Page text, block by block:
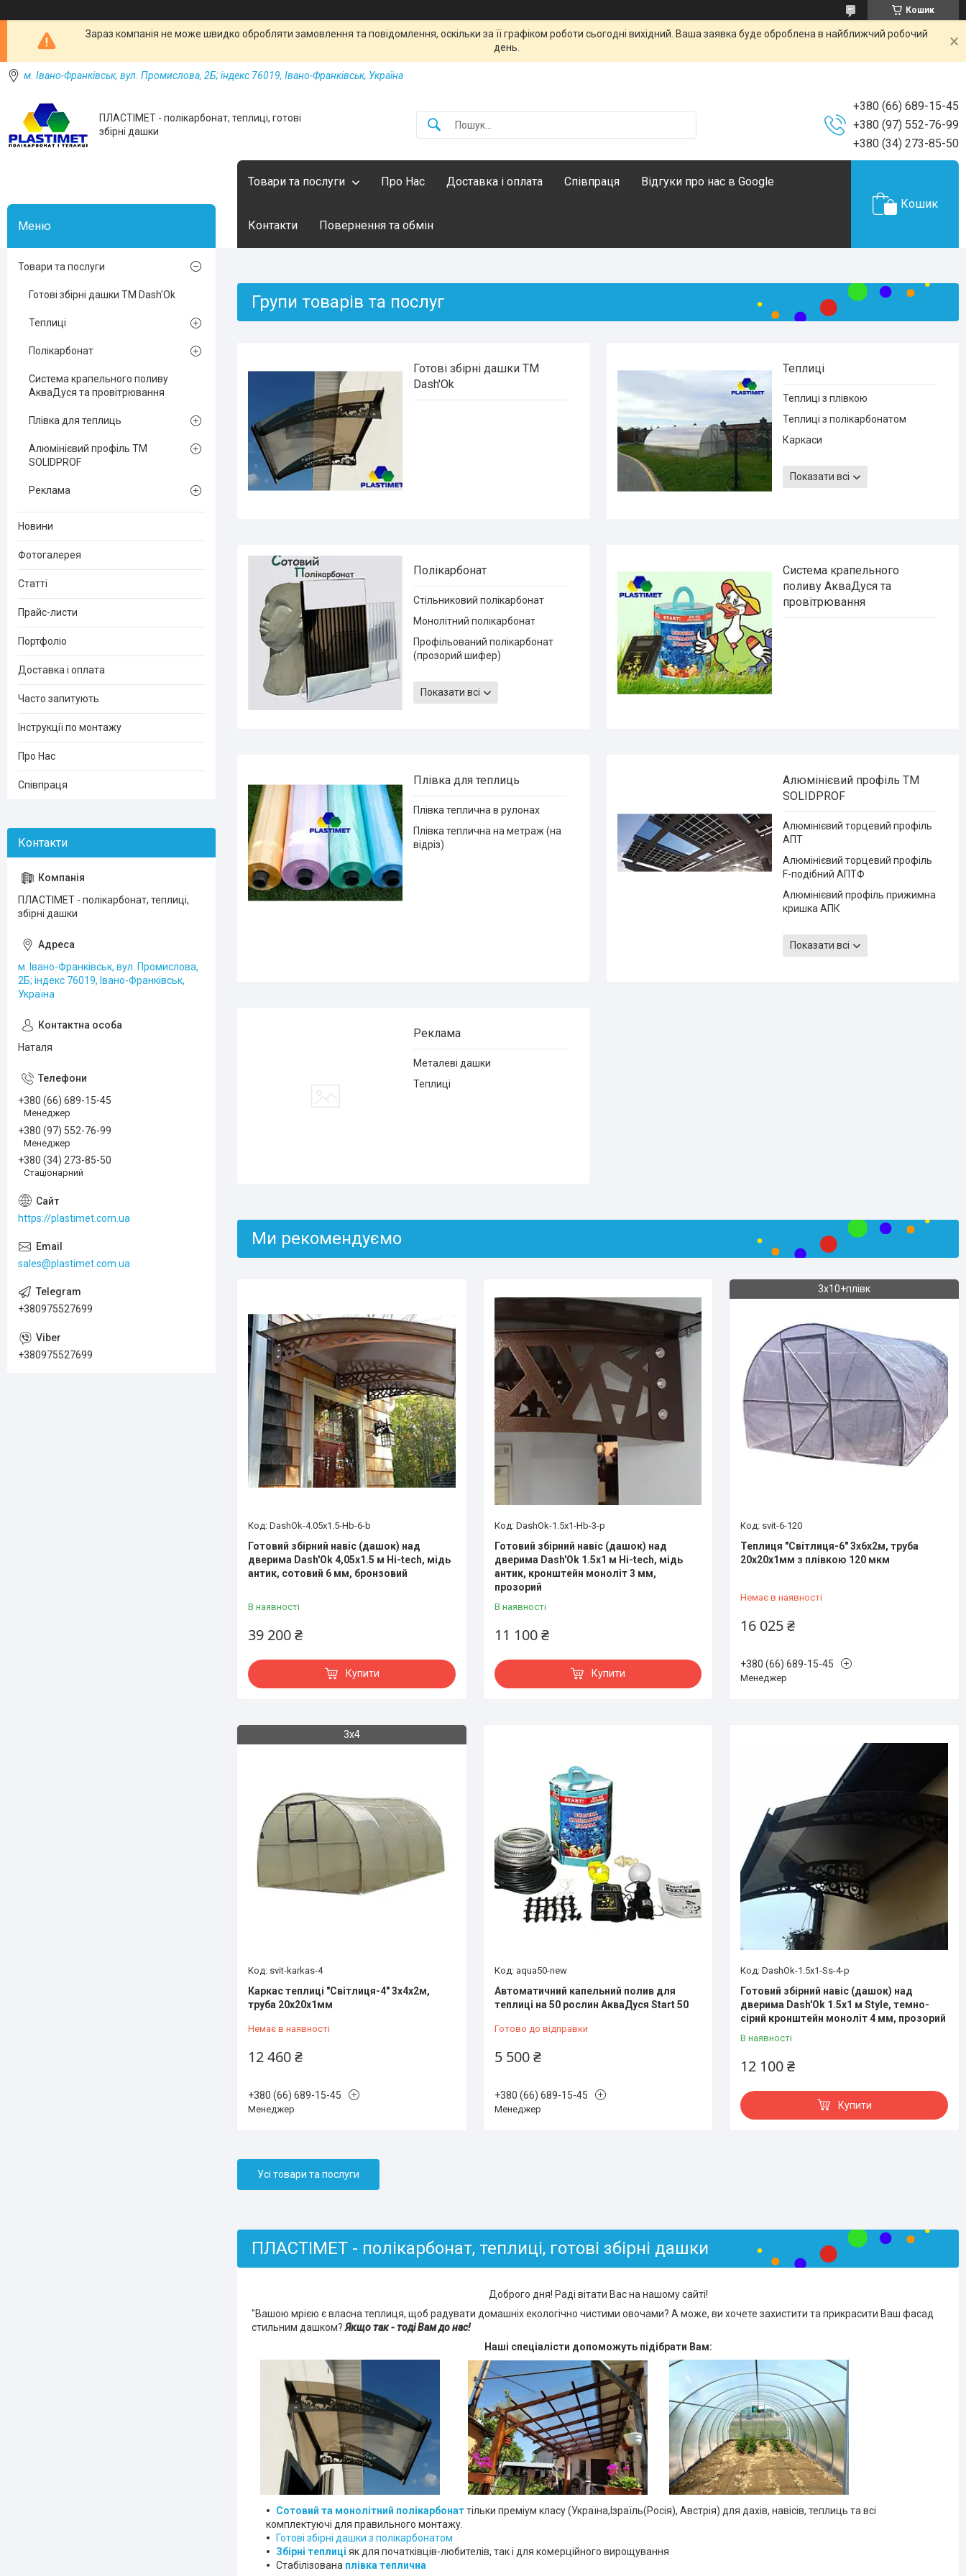
Кошик
Зараз компанія не може швидко обробляти замовлення та повідомлення, оскільки за її графіком роботи сьогодні вихідний. Ваша заявка буде оброблена в найближчий робочий
день.
м. Івано-Франківськ, вул. Промислова, 2Б; індекс 76019, Івано-Франківськ, Україна
ПЛАСТІМЕТ - полікарбонат, теплиці, готові
збірні дашки
+380 (66) 689-15-45
+380 (97) 552-76-99
+380 (34) 273-85-50
Товари та послуги Про Нас Доставка і оплата Співпраця Відгуки про нас в Google
Контакти Повернення та обмін
Кошик
Групи товарів та послуг
Готові збірні дашки ТМ
Dash'Ok
Теплиці
Теплиці з плівкою
Теплиці з полікарбонатом
Каркаси
Показати всі
Полікарбонат
Стільниковий полікарбонат
Монолітний полікарбонат
Профільований полікарбонат
(прозорий шифер)
полікарбонату
Показати всі
Система крапельного
поливу АкваДуся та
провітрювання
Плівка для теплиць
Плівка теплична в рулонах
Плівка теплична на метраж (на
відріз)
Алюмінієвий профіль ТМ
SOLIDPROF
Алюмінієвий торцевий профіль
АПТ
Алюмінієвий торцевий профіль
F-подібний АПТФ
Алюмінієвий профіль прижимна
кришка АПК
АПК
Показати всі
Реклама
Металеві дашки
Теплиці
Ми рекомендуємо
DashOk-4.05x1.5-Hb-6-b
Готовий збірний навіс (дашок) над
дверима Dash'Ok 4,05x1.5 м Hi-tech, мідь
антик, сотовий 6 мм, бронзовий
В наявності
39 200 ₴
Купити
DashOk-1.5x1-Hb-3-p
Готовий збірний навіс (дашок) над
дверима Dash'Ok 1.5x1 м Hi-tech, мідь
антик, кронштейн моноліт 3 мм,
прозорий
В наявності
11 100 ₴
Купити
3х10+плівк
svit-6-120
Теплиця "Світлиця-6" 3х6х2м, труба
20х20х1мм з плівкою 120 мкм
Немає в наявності
16 025 ₴
+380 (66) 689-15-45
Менеджер
3х4
svit-karkas-4
Каркас теплиці "Світлиця-4" 3х4х2м,
труба 20х20х1мм
Немає в наявності
12 460 ₴
+380 (66) 689-15-45
Менеджер
aqua50-new
Автоматичний капельний полив для
теплиці на 50 рослин АкваДуся Start 50
Готово до відправки
5 500 ₴
+380 (66) 689-15-45
Менеджер
DashOk-1.5x1-Ss-4-p
Готовий збірний навіс (дашок) над
дверима Dash'Ok 1.5x1 м Style, темно-
сірий кронштейн моноліт 4 мм, прозорий
В наявності
12 100 ₴
Купити
Усі товари та послуги
ПЛАСТІМЕТ - полікарбонат, теплиці, готові збірні дашки
Доброго дня! Раді вітати Вас на нашому сайті!
"Вашою мрією є власна теплиця, щоб радувати домашніх екологічно чистими овочами? А може, ви хочете захистити та прикрасити Ваш фасад
стильним дашком?Якщо так - тоді Вам до нас!
Наші спеціалісти допоможуть підібрати Вам:
Сотовий та монолітний полікарбонаттільки преміум класу (Україна,Ізраїль(Росія), Австрія) для дахів, навісів, теплиць та всі
комплектуючі для правильного монтажу.
Готові збірні дашки з полікарбонатом
Збірні теплиці як для початківців-любителів, так і для комерційного вирощування
Стабілізована плівка теплична
Товари та послуги
Готові збірні дашки ТМ Dash'Ok
Теплиці
Полікарбонат
Система крапельного поливу
АкваДуся та провітрювання
Плівка для теплиць
Алюмінієвий профіль ТМ
SOLIDPROF
Реклама
Новини
Фотогалерея
Статті
Прайс-листи
Портфоліо
Доставка і оплата
Часто запитують
Інструкції по монтажу
Про Нас
Співпраця
ПЛАСТІМЕТ - полікарбонат, теплиці,
збірні дашки
м. Івано-Франківськ, вул. Промислова,
2Б; індекс 76019, Івано-Франківськ,
Україна
Наталя
+380 (66) 689-15-45
Менеджер
+380 (97) 552-76-99
Менеджер
+380 (34) 273-85-50
Стаціонарний
https://plastimet.com.ua
sales@plastimet.com.ua
+380975527699
+380975527699